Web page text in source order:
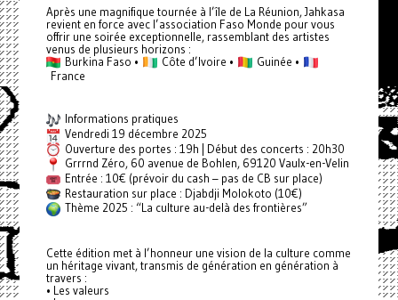
Après une magnifique tournée à l’île de La Réunion, Jahkasa
revient en force avec l’association Faso Monde pour vous
offrir une soirée exceptionnelle, rassemblant des artistes
venus de plusieurs horizons :
Burkina Faso •
Côte d’Ivoire •
Guinée •
France
Informations pratiques
Vendredi 19 décembre 2025
Ouverture des portes : 19h | Début des concerts : 20h30
Grrrnd Zéro, 60 avenue de Bohlen, 69120 Vaulx-en-Velin
Entrée : 10€ (prévoir du cash – pas de CB sur place)
Restauration sur place : Djabdji Molokoto (10€)
Thème 2025 : “La culture au-delà des frontières”
Cette édition met à l’honneur une vision de la culture comme
un héritage vivant, transmis de génération en génération à
travers :
• Les valeurs